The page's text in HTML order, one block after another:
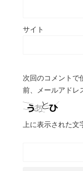
サイト
次回のコメントで
前、メールアドレ
上に表示された文